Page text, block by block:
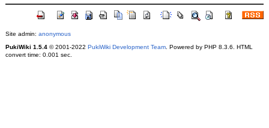
Site admin: anonymous
PukiWiki 1.5.4© 2001-2022 PukiWiki Development Team. Powered by PHP 8.3.6. HTML
convert time: 0.001 sec.